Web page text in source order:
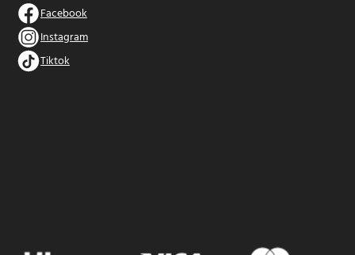
Facebook
Instagram
Tiktok